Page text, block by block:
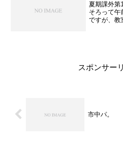
夏期課外
そろって午
ですが、教
スポンサー
市中パ。